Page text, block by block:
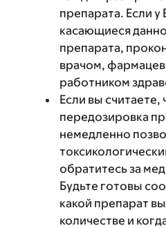
препарата. Если у
касающиеся
препарата,
врачом,
работником
Если вы
передозировка
немедленно
обратитесь за
Будьте готовы
какой препарат
количестве и